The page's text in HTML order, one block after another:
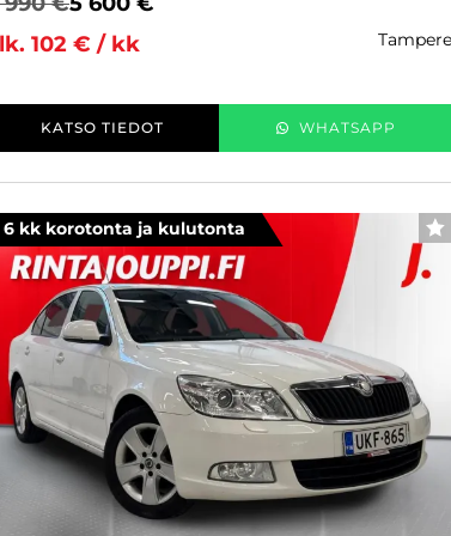
102 € / kk
tampere
KATSO TIEDOT WHATSAPP
6 kk korotonta ja kulutonta